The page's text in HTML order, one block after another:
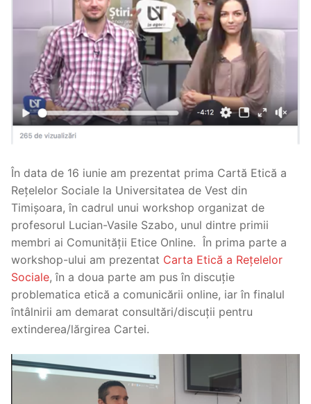
În data de 16 iunie am prezentat prima Cartă Etică a
Rețelelor Sociale la Universitatea de Vest din
Timișoara, în cadrul unui workshop organizat de
profesorul Lucian-Vasile Szabo, unul dintre primii
membri ai Comunității Etice Online. În prima parte a
workshop-ului am prezentat Carta Etică a Rețelelor
Sociale, în a doua parte am pus în discuție
problematica etică a comunicării online, iar în finalul
întâlnirii am demarat consultări/discuții pentru
extinderea/lărgirea Cartei.